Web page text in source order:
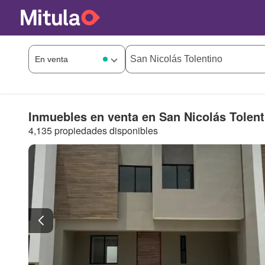
Inmuebles en venta en San Nicolás
4,135 propiedades disponibles